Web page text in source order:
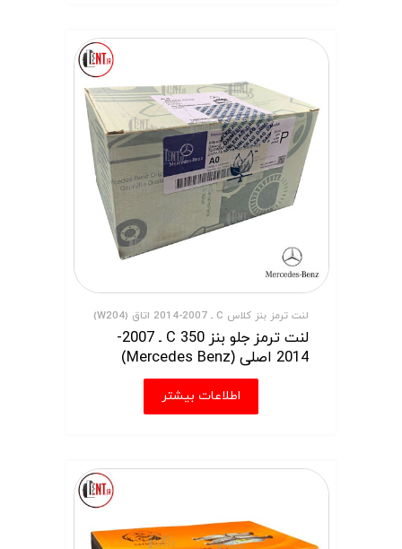
لنت ترمز بنز کلاس C ـ 2007-2014 اتاق (W204)
لنت ترمز جلو بنز C 350 ـ 2007-
2014 اصلی (Mercedes Benz)
اطلاعات بیشتر